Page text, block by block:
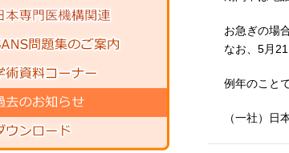
お急ぎの場
なお、5月
例年のこと
（一社）日